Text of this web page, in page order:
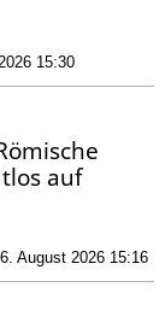
15:30
auf
August 2026 15:16